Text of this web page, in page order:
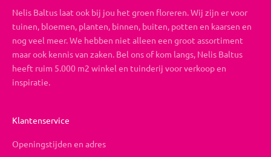
Nelis Baltus laat ook bij jou het groen floreren. Wij zijn er voor
tuinen, bloemen, planten, binnen, buiten, potten en kaarsen en
nog veel meer. We hebben niet alleen een groot assortiment
maar ook kennis van zaken. Bel ons of kom langs, Nelis Baltus
heeft ruim 5.000 m2 winkel en tuinderij voor verkoop en
inspiratie.
Klantenservice
Openingstijden en adres